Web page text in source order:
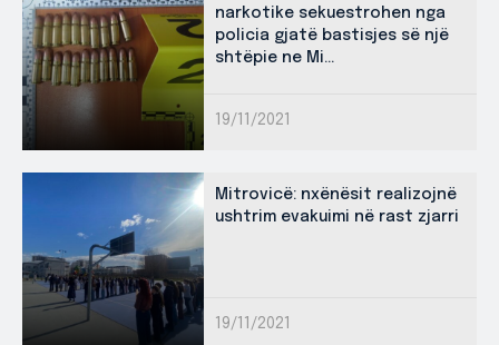
narkotike sekuestrohen nga
policia gjatë bastisjes së një
shtëpie ne Mi...
19/11/2021
Mitrovicë: nxënësit realizojnë
ushtrim evakuimi në rast zjarri
19/11/2021